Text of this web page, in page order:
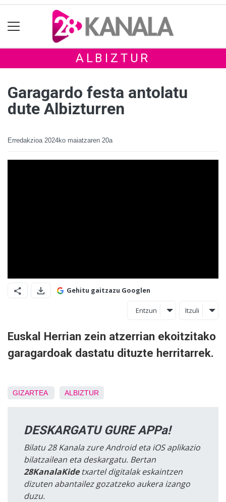
ALBIZTUR
Garagardo festa antolatu
dute Albizturren
Erredakzioa 2024ko maiatzaren 20a
Gehitu gaitzazu Googlen
Entzun Itzuli
Euskal Herrian zein atzerrian ekoitzitako
garagardoak dastatu dituzte herritarrek.
GIZARTEA ALBIZTUR
DESKARGATU GURE APPa!
Bilatu 28 Kanala zure Android eta iOS aplikazio
bilatzailean eta deskargatu. Bertan
28KanalaKidetxartel digitalak eskaintzen
dizuten abantailez gozatzeko aukera izango
duzu.